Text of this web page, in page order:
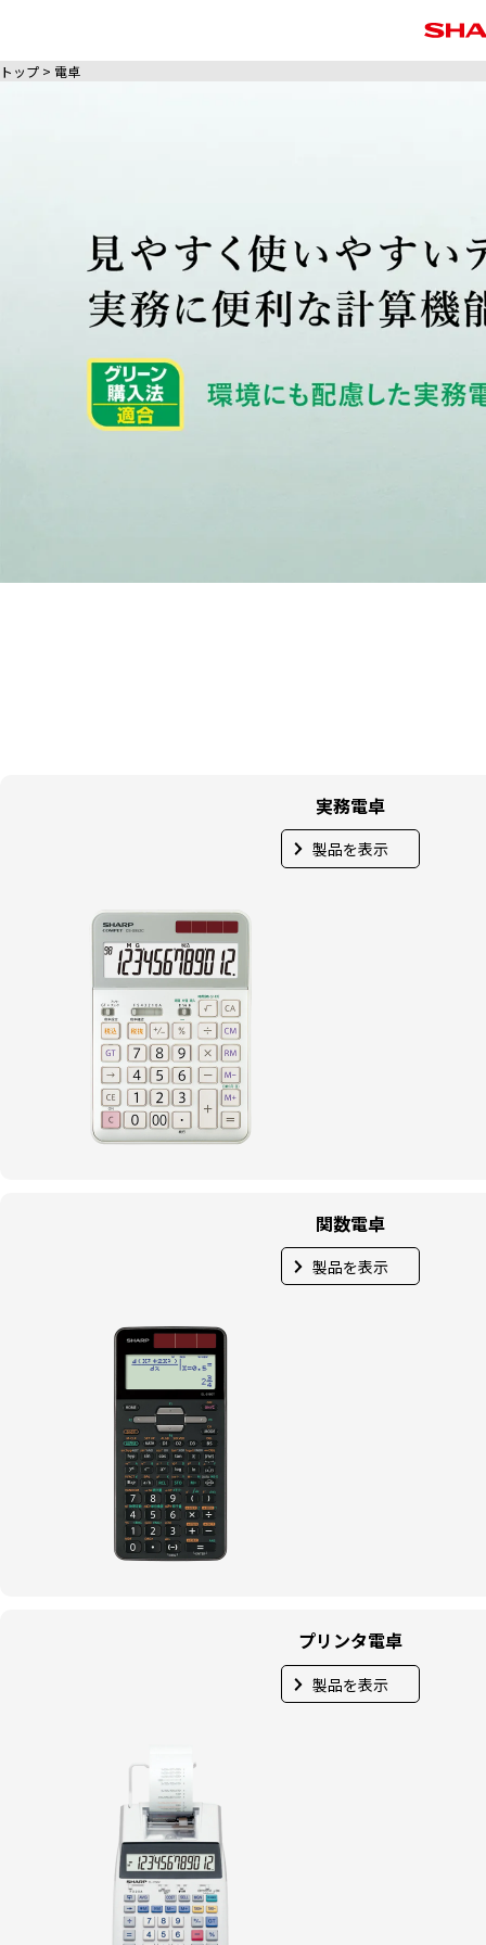
トップ 電卓
実務電卓
製品を表示
関数電卓
製品を表示
プリンタ電卓
製品を表示